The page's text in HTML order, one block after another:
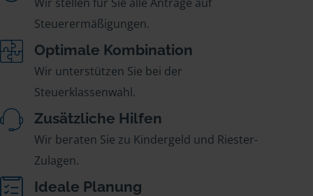
Steuerermäßigungen.
Optimale Kombination
Wir unterstützen Sie bei der
Steuerklassenwahl.
Zusätzliche Hilfen
Wir beraten Sie zu Kindergeld und Riester-
Zulagen.
Ideale Planung